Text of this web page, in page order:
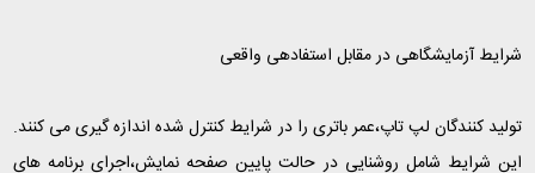
شرایط آزمایشگاهی در مقابل استفادهی واقعی
تولید کنندگان لپ تاپ،عمر باتری را در شرایط کنترل شده اندازه گیری می کنند.
این شرایط شامل روشنایی در حالت پایین صفحه نمایش،اجرای برنامه های